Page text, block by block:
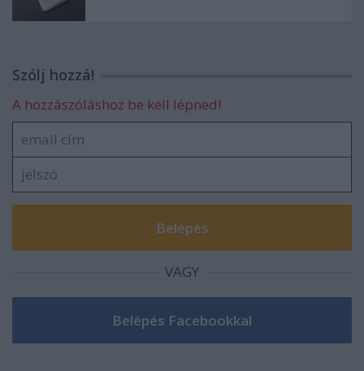
Szólj hozzá!
A hozzászóláshoz be kell lépned!
VAGY